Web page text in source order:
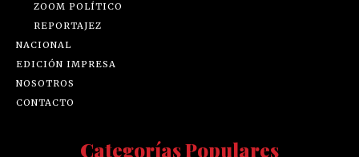
ZOOM POLÍTICO
REPORTAJEZ
NACIONAL
EDICIÓN IMPRESA
NOSOTROS
CONTACTO
Categorías Populares